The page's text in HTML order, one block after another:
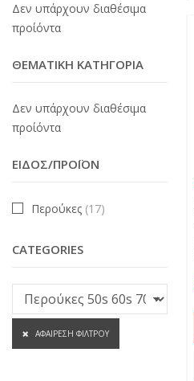
Δεν υπάρχουν διαθέσιμα
προίόντα
ΘΕΜΑΤΙΚΉ ΚΑΤΗΓΟΡΊΑ
Δεν υπάρχουν διαθέσιμα
προίόντα
ΕΊΔΟΣ/ΠΡΟΪΌΝ
Περούκες (17)
CATEGORIES
ΑΦΑΊΡΕΣΗ ΦΊΛΤΡΟΥ